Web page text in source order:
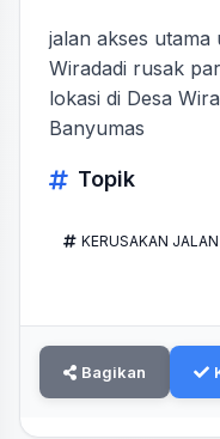
jalan akses
Wiradadi rusak
lokasi di Desa
Banyumas
Topik
KERUSAKAN
Bagikan